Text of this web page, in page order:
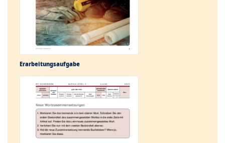
Erarbeitungs­aufgabe